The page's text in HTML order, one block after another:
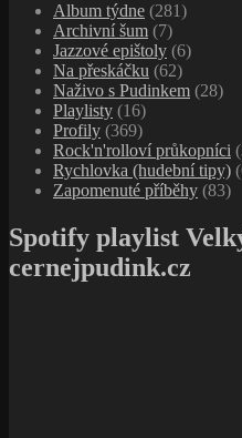
Album týdne (281)
Archivní šum (7)
Jazzové epištoly (6)
Na přeskáčku (62)
Naživo s Pudinkem (28)
Playlisty (16)
Profily (369)
Rock'n'rolloví průkopníci
Rychlovka (hudební tipy)
Zapomenuté příběhy (83)
Spotify playlist
cernejpudink.cz